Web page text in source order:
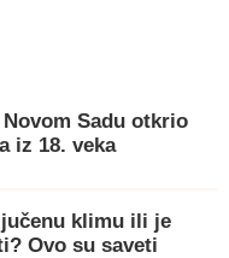
Sadu otkrio
iz 18. veka
klimu ili je
Ovo su saveti